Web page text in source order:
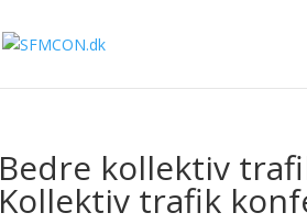
Bedre kollektiv
Kollektiv trafik